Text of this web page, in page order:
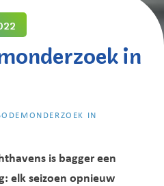
in
IN
is bagger een
elk seizoen opnieuw